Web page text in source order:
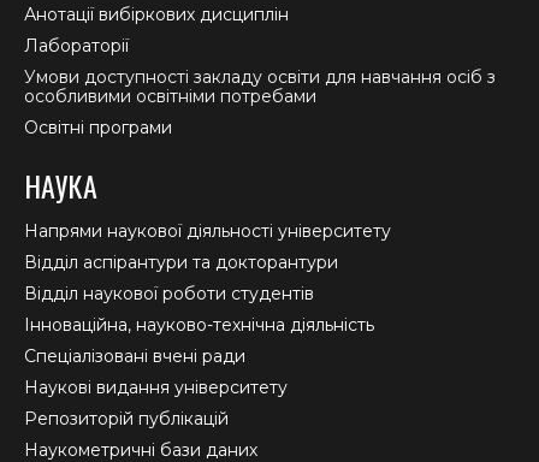
Анотації вибіркових дисциплін
Лабораторії
Умови доступності закладу освіти для навчання осіб з
особливими освітніми потребами
Освітні програми
НАУКА
Напрями наукової діяльності університету
Відділ аспірантури та докторантури
Відділ наукової роботи студентів
Інноваційна, науково-технічна діяльність
Спеціалізовані вчені ради
Наукові видання університету
Репозиторій публікацій
Наукометричні бази даних